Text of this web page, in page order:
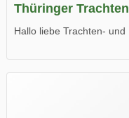
Thüringer
Hallo liebe Trachten- und
Wir wünschen Euch viel